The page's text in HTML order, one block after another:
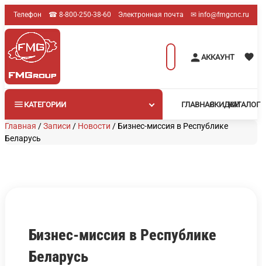
Перейти
к
содержимому
Телефон ☎︎ 8-800-250-38-60 Электронная почта ✉︎ info@fmgcnc.ru
Поиск
товаров
АККАУНТ
КАТЕГОРИИ ГЛАВНАЯ КАТАЛОГ
СКИДКИ
Главная /Записи / Новости / Бизнес-миссия в Республике
Беларусь
Бизнес-миссия в Республике
Беларусь